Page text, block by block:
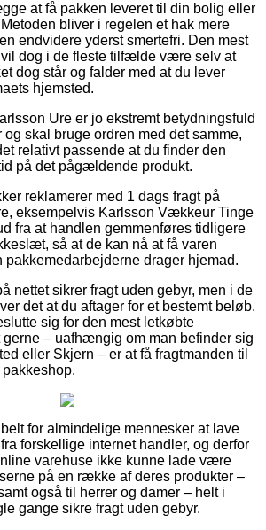
at få pakken leveret til din bolig eller
bliver i regelen et hak mere
endvidere yderst smertefri. Den mest
dog i de fleste tilfælde være selv at
dog står og falder med at du lever
hjemsted.
Ure er jo ekstremt betydningsfuld
skal bruge ordren med det samme,
relativt passende at du finder den
på det pågældende produkt.
reklamerer med 1 dags fragt på
eksempelvis Karlsson Vækkeur Tinge
fra at handlen gemmenføres tidligere
så at de kan nå at få varen
pakkemedarbejderne drager hjemad.
nettet sikrer fragt uden gebyr, men i de
det at du aftager for et bestemt beløb.
sig for den mest letkøbte
gerne – uafhængig om man befinder sig
eller Skjern – er at få fragtmanden til
for almindelige mennesker at lave
forskellige internet handler, og derfor
varehuse ikke kunne lade være
på en række af deres produkter –
også til herrer og damer – helt i
gange sikre fragt uden gebyr.